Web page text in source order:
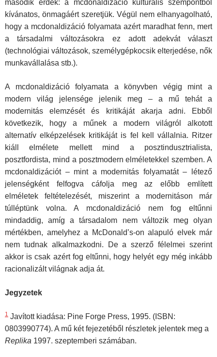
második érdek: a mcdonaldizáció kulturális szempontból
kívánatos, önmagáért szeretjük. Végül nem elhanyagolható,
hogy a mcdonaldizáció folyamata azért maradhat fenn, mert
a társadalmi változásokra ez adott adekvát választ
(technológiai változások, személygépkocsik elterjedése, nők
munkavállalása stb.).
A mcdonaldizáció folyamata a könyvben végig mint a
modern világ jelensége jelenik meg – a mű tehát a
modernitás elemzését és kritikáját akarja adni. Ebből
következik, hogy a műnek a modern világról alkotott
alternatív elképzelések kritikáját is fel kell vállalnia. Ritzer
kiáll elmélete mellett mind a posztindusztrialista,
posztfordista, mind a posztmodern elméletekkel szemben. A
mcdonaldizációt – mint a modernitás folyamatát – létező
jelenségként felfogva cáfolja meg az előbb említett
elméletek feltételezését, miszerint a modernitáson már
túlléptünk volna. A mcdonaldizáció nem fog eltűnni
mindaddig, amíg a társadalom nem változik meg olyan
mértékben, amelyhez a McDonald’s-on alapuló elvek már
nem tudnak alkalmazkodni. De a szerző félelmei szerint
akkor is csak azért fog eltűnni, hogy helyét egy még inkább
racionalizált világnak adja át.
Jegyzetek
1 Javított kiadása: Pine Forge Press, 1995. (ISBN:
0803990774). A mű két fejezetéből részletek jelentek meg a
Replika 1997. szeptemberi számában.